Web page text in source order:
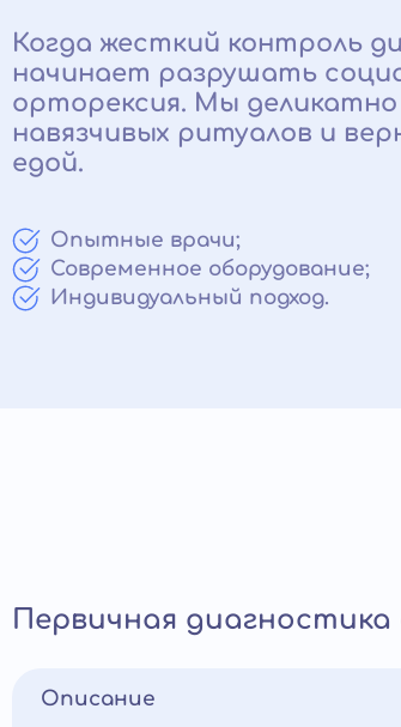
Когда жесткий контроль
начинает разрушать
орторексия. Мы
навязчивых ритуалов и
едой.
Опытные врачи;
Современное оборудование;
Индивидуальный подход.
Первичная
Описание